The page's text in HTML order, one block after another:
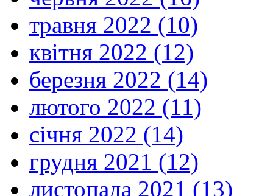
травня 2022 (10)
квітня 2022 (12)
березня 2022 (14)
лютого 2022 (11)
січня 2022 (14)
грудня 2021 (12)
листопада 2021 (13)